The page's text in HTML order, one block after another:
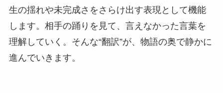
生の揺れや未完成さをさらけ出す表現として機能
します。相手の踊りを見て、言えなかった言葉を
理解していく。そんな“翻訳”が、物語の奥で静かに
進んでいきます。